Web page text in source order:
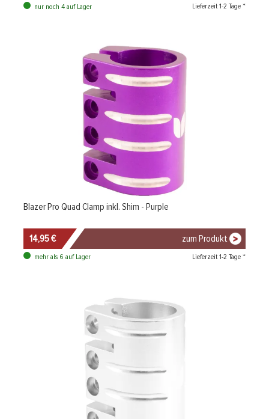
nur noch 4 auf Lager Lieferzeit 1-2 Tage *
Blazer Pro Quad Clamp inkl. Shim - Purple
14,95 € zum Produkt
mehr als 6 auf Lager Lieferzeit 1-2 Tage *